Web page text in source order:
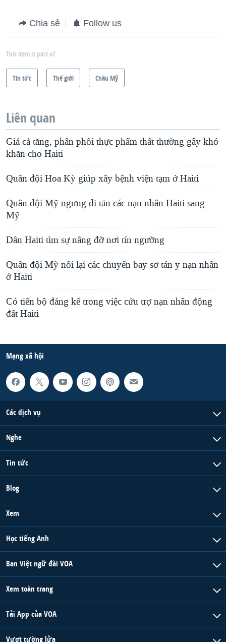
Chia sẻ Follow us
This item is part of
Tin tức Thế giới Châu Mỹ
Liên quan
Giá cả tăng, phân phối thực phẩm thất thường gây khó
khăn cho Haiti
Quân đội Hoa Kỳ giúp xây bệnh viện tạm ở Haiti
Quân đội Mỹ ngưng di tản các nạn nhân Haiti sang
Mỹ
Dân Haiti tìm sự nâng đỡ nơi tín ngưỡng
Quân đội Mỹ nối lại các chuyến bay sơ tán y nạn nhân
ở Haiti
Có tiến bộ đáng kể trong việc cứu trợ nạn nhân động
đất Haiti
Mạng xã hội
Các dịch vụ
Nghe
Tin tức
Blog
Xem
Học tiếng Anh
Ban Việt ngữ đài VOA
Xem toàn trang
Tải App của VOA
Vượt tường lửa